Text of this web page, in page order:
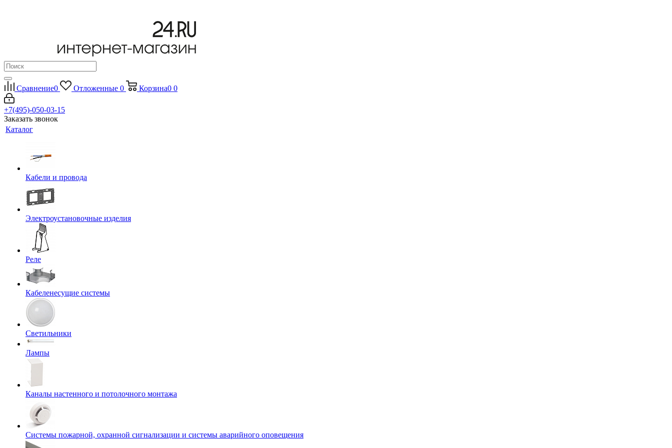
Сравнение0 Отложенные 0 Корзина0 0
+7(495)-050-03-15
Заказать звонок
Каталог
Кабели и провода
Электроустановочные изделия
Реле
Кабеленесущие системы
Светильники
Лампы
Каналы настенного и потолочного монтажа
Системы пожарной, охранной сигнализации и системы аварийного оповещения